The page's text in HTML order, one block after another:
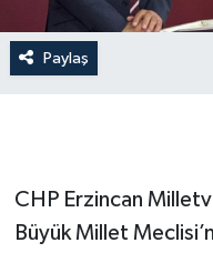
Paylaş
CHP Erzincan
Büyük Millet